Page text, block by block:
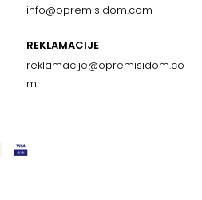
info@opremisidom.com
REKLAMACIJE
reklamacije@opremisidom.co
m